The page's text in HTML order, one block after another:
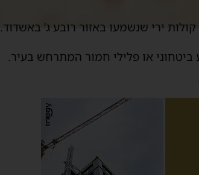
ירי שנשמעו באזור רובע ג’ באשדוד.
או פלילי חמור המתרחש בעיר.